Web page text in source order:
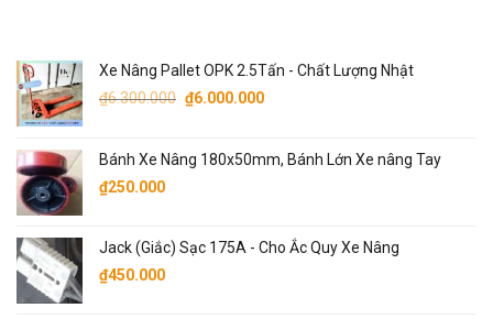
Xe Nâng Pallet OPK 2.5Tấn - Chất Lượng Nhật
₫6.300.000 Giá
₫6.300.000.
₫6.000.000Giá
là:
Bánh Xe Nâng 180x50mm, Bánh Lớn Xe nâng Tay
₫250.000
Jack (Giắc) Sạc 175A - Cho Ắc Quy Xe Nâng
₫450.000